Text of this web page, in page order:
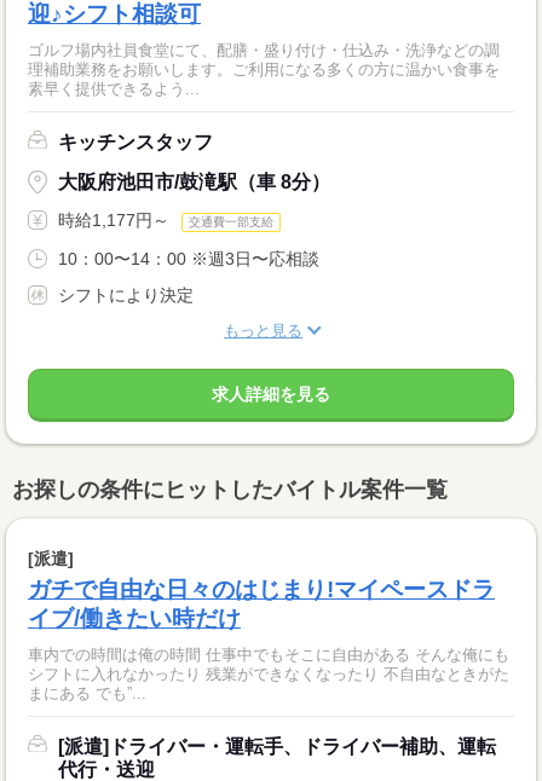
迎♪シフト相談可
ゴルフ場内社員食堂にて、配膳・盛り付け・仕込み・洗浄などの調
理補助業務をお願いします。ご利用になる多くの方に温かい食事を
素早く提供できるよう...
キッチンスタッフ
大阪府池田市/鼓滝駅（車 8分）
時給1,177円～ 交通費一部支給
10：00〜14：00 ※週3日〜応相談
シフトにより決定
もっと見る
求人詳細を見る
お探しの条件にヒットしたバイトル案件一覧
[派遣]
ガチで自由な日々のはじまり!マイペースドラ
イブ/働きたい時だけ
車内での時間は俺の時間 仕事中でもそこに自由がある そんな俺にも
シフトに入れなかったり 残業ができなくなったり 不自由なときがた
まにある でも”...
[派遣]ドライバー・運転手、ドライバー補助、運転
代行・送迎